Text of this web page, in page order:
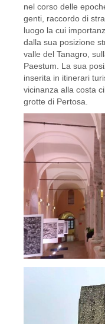
nel corso delle
genti, raccordo di
luogo la cui
dalla sua posizione
valle del Tanagro,
Paestum. La sua
inserita in itinerari
vicinanza alla costa
grotte di Pertosa.